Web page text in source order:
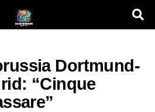
Dortmund-
“Cinque